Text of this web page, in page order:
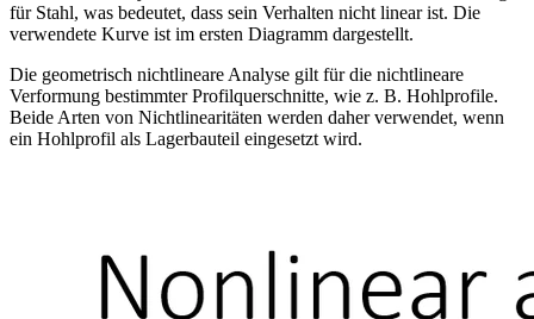
für Stahl, was bedeutet, dass sein Verhalten nicht linear ist. Die
verwendete Kurve ist im ersten Diagramm dargestellt.
Die geometrisch nichtlineare Analyse gilt für die nichtlineare
Verformung bestimmter Profilquerschnitte, wie z. B. Hohlprofile.
Beide Arten von Nichtlinearitäten werden daher verwendet, wenn
ein Hohlprofil als Lagerbauteil eingesetzt wird.